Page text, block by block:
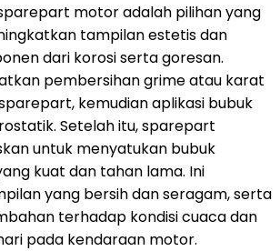
motor adalah pilihan yang
tampilan estetis dan
dari korosi serta goresan.
pembersihan grime atau karat
kemudian aplikasi bubuk
Setelah itu, sparepart
untuk menyatukan bubuk
kuat dan tahan lama. Ini
yang bersih dan seragam, serta
terhadap kondisi cuaca dan
pada kendaraan motor.